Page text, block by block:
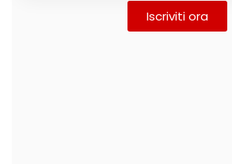
Iscriviti ora